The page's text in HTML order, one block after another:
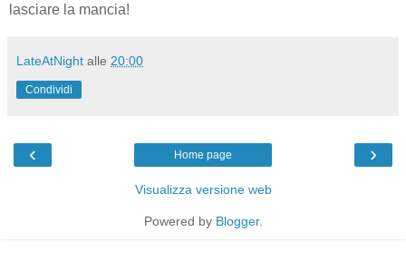
lasciare la mancia!
LateAtNight alle 20:00
Condividi
‹ ›
Home page
Visualizza versione web
Powered by Blogger.